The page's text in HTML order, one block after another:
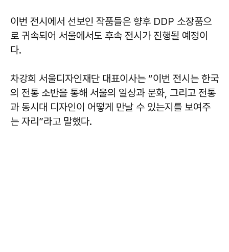
이번 전시에서 선보인 작품들은 향후 DDP 소장품으
로 귀속되어 서울에서도 후속 전시가 진행될 예정이
다.
차강희 서울디자인재단 대표이사는 “이번 전시는 한국
의 전통 소반을 통해 서울의 일상과 문화, 그리고 전통
과 동시대 디자인이 어떻게 만날 수 있는지를 보여주
는 자리”라고 말했다.